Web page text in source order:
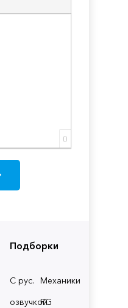
Подборки
С рус.
озвучкой
Механики
RG
текста
спойлера
0